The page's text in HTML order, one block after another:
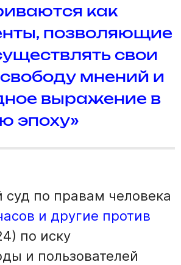
как
позволяющие
свои
мнений и
выражение в
эпоху»
суд по правам человека
и другие против
по иску
и пользователей